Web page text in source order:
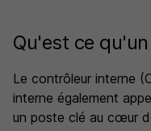
Qu'est ce
Le contrôleur interne
interne également
un poste clé au cœur